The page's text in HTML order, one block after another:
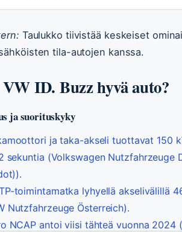
Taulukko tiivistää keskeiset
tila-autojen kanssa.
ID. Buzz hyvä auto?
ja suorituskyky
ja taka-akseli tuottavat 150
sekuntia (Volkswagen Nutzfahrzeuge
toimintamatka lyhyellä akselivälillä
Nutzfahrzeuge Österreich).
NCAP antoi viisi tähteä vuonna 2024 (